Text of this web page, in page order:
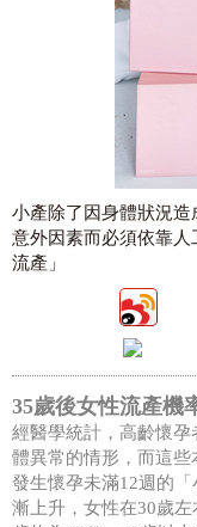
小產除了因身體狀況
意外因素而必須依靠
流產」
35歲後女性流產機
經醫學統計，高齡懷
體異常的情形，而這
發生懷孕未滿12週的
漸上升，女性在30歲